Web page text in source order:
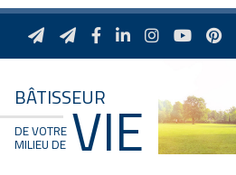
BÂTISSEUR
DE VOTRE
MILIEU DE VIE